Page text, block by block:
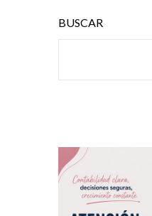
BUSCAR